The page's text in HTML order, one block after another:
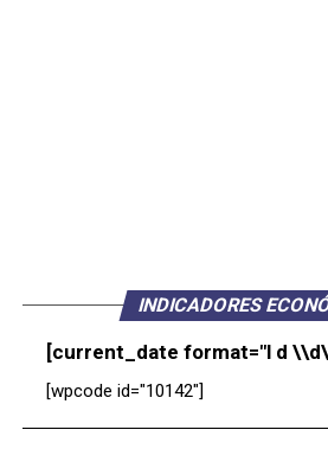
INDICADORES
[current_date format="l d
[wpcode id="10142"]